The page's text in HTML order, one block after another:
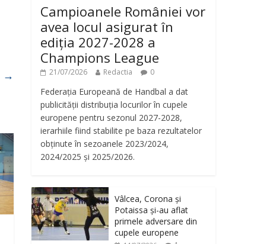
→
Campioanele României vor
avea locul asigurat în
ediția 2027-2028 a
Champions League
21/07/2026 Redactia 0
Federația Europeană de Handbal a dat
publicității distribuția locurilor în cupele
europene pentru sezonul 2027-2028,
ierarhiile fiind stabilite pe baza rezultatelor
obținute în sezoanele 2023/2024,
2024/2025 și 2025/2026.
Vâlcea, Corona și
Potaissa și-au aflat
primele adversare din
cupele europene